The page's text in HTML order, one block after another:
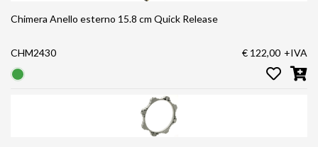
Chimera Anello esterno 15.8 cm Quick Release
CHM2430 € 122,00 +IVA